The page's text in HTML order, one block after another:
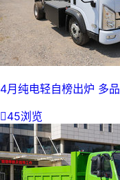
4月纯电轻自榜出炉 多
45浏览